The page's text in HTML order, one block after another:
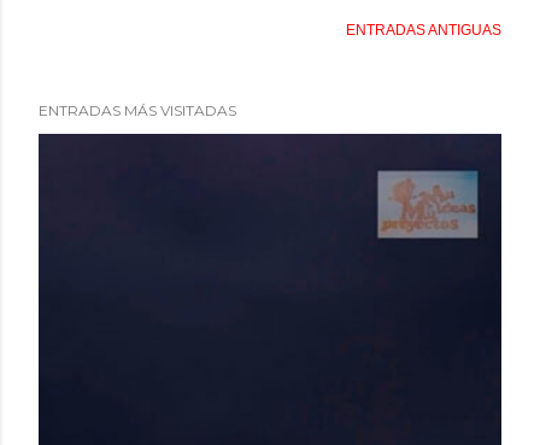
ENTRADAS ANTIGUAS
ENTRADAS MÁS VISITADAS